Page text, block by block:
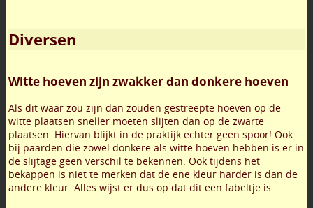
Diversen
Witte hoeven zijn zwakker dan donkere hoeven
Als dit waar zou zijn dan zouden gestreepte hoeven op de
witte plaatsen sneller moeten slijten dan op de zwarte
plaatsen. Hiervan blijkt in de praktijk echter geen spoor! Ook
bij paarden die zowel donkere als witte hoeven hebben is er in
de slijtage geen verschil te bekennen. Ook tijdens het
bekappen is niet te merken dat de ene kleur harder is dan de
andere kleur. Alles wijst er dus op dat dit een fabeltje is...